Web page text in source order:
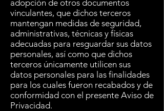
adopción de otros documentos
vinculantes, que dichos terceros
mantengan medidas de seguridad,
administrativas, técnicas y físicas
adecuadas para resguardar sus datos
personales, así como que dichos
terceros únicamente utilicen sus
datos personales para las finalidades
para los cuales fueron recabados y de
conformidad con el presente Aviso de
Privacidad.